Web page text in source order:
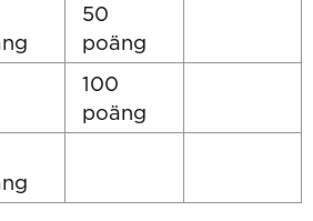
50
poäng
100
poäng